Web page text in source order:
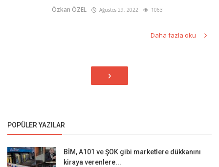
Özkan ÖZEL Ağustos 29, 2022 1063
Daha fazla oku
›
POPÜLER YAZILAR
BİM, A101 ve ŞOK gibi marketlere dükkanını
kiraya verenlere...